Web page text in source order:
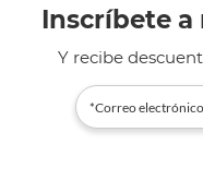
Inscríbete
Y recibe